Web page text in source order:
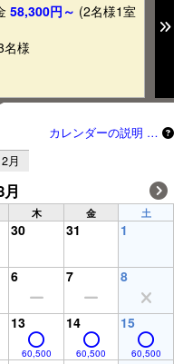
58,300円～ (2名様1室
名様
カレンダーの説明 …
月
木 金 土
30 31 1
6 7 8
13
60,500
14
60,500
15
60,500